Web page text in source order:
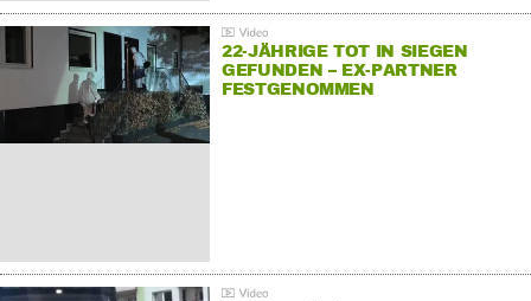
22-JÄHRIGE TOT IN SIEGEN
GEFUNDEN – EX-PARTNER
FESTGENOMMEN